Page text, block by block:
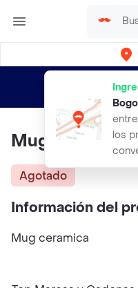
los
envíos
Mug Café San
Agotado
Información del
Mug ceramica